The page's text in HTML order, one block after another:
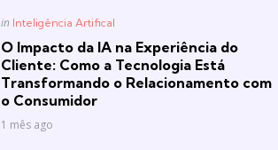
Posted
in Inteligência Artifical
O Impacto da IA na Experiência do
Cliente: Como a Tecnologia Está
Transformando o Relacionamento com
o Consumidor
1 mês ago